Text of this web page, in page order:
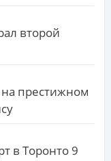
второй
на престижном
в Торонто 9